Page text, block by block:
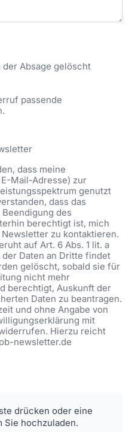
Absage gelöscht
passende
dass meine
Mail-Adresse) zur
genutzt
dass das
des
berechtigt ist, mich
zu kontaktieren.
auf Art. 6 Abs. 1 lit. a
der Daten an Dritte findet
gelöscht, sobald sie für
nicht mehr
berechtigt, Auskunft der
Daten zu beantragen.
und ohne Angabe von
mit
Hierzu reicht
newsletter.de
drücken oder eine
Sie hochzuladen.